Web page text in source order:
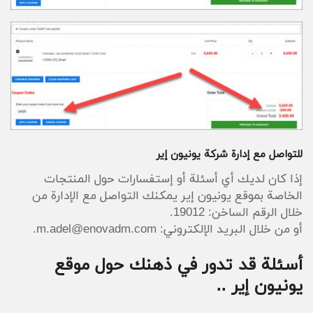
باستخدامك كود خصم يونيون إير، أو كوبون خصم
للتواصل مع إدارة شركة يونيون إير
إذا كان لديك أي أسئلة أو إستفسارات حول المنتجات
الخاصة بموقع يونيون إير يمكنك التواصل مع الإدارة من
خلال الرقم الساخن: 19012.
أو من خلال البريد الإلكتروني: m.adel@enovadm.com.
أسئلة قد تدور في ذهنك حول موقع
يونيون إير ..